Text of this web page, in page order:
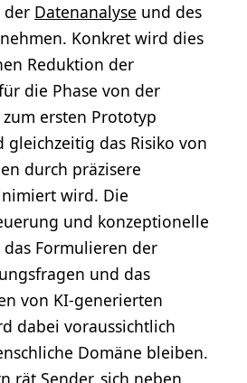
der Datenanalyse und des
Konkret wird dies
Reduktion der
die Phase von der
ersten Prototyp
das Risiko von
durch präzisere
wird. Die
und konzeptionelle
Formulieren der
und das
von KI-generierten
dabei voraussichtlich
Domäne bleiben.
rät Sender, sich neben